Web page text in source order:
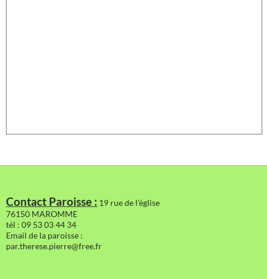
Contact Paroisse : 19 rue de l'église
76150 MAROMME
tél : 09 53 03 44 34
Email de la paroisse :
par.therese.pierre@free.fr